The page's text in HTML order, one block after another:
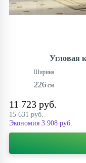
Угловая
226
11 723 руб.
15 631 руб.
Экономия 3 908 руб.